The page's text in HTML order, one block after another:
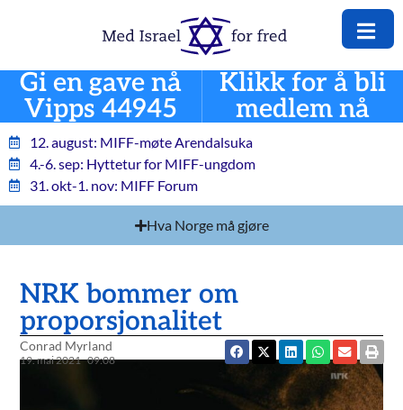
Gi en gave nå
Vipps 44945
Klikk for å bli
medlem nå
12. august: MIFF-møte Arendalsuka
4.-6. sep: Hyttetur for MIFF-ungdom
31. okt-1. nov: MIFF Forum
Hva Norge må gjøre
NRK bommer om
proporsjonalitet
Conrad Myrland
19. mai 2021 09:08